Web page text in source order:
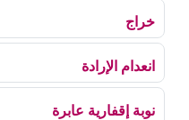
خراج
انعدام الإرادة
نوبة إقفارية عابرة